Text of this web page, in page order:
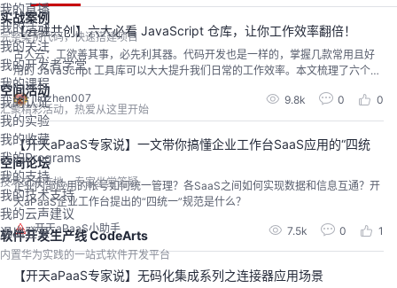
实战案例
完整案例代码，快速搭建项目
空间活动
汇聚精彩活动，热爱从这里开始
空间论坛
技术交流阵地，专家坐堂答疑
软件开发生产线 CodeArts
内置华为实践的一站式软件开发平台
我的直播
我的活动
我的关注
我的开发者学堂
我的课程
我的认证
我的实验
我的收藏
我的Programs
我的支持
我的技术支持
我的云声建议
退出登录
【云驻共创】六大必看 JavaScript 仓库，让你工作效率翻倍！
古人云：工欲善其事，必先利其器。代码开发也是一样的，掌握几款常用且好
用的 JavaScript 工具库可以大大提升我们日常的工作效率。本文梳理了六个前
端必看的 JavaScript 工具库（Day.js、qs、js-cookie、chart.js、flv.js、axio
s），对它们的功能特性和入门教程进行了介绍，希望可以帮助到大家。
liuzhen007 9.8k 0 0
【开天aPaaS专家说】一文带你搞懂企业工作台SaaS应用的“四统
一”
企业内部应用的帐号如何统一管理？各SaaS之间如何实现数据和信息互通？开
天aPaaS企业工作台提出的“四统一”规范是什么？
开天aPaaS小助手 7.5k 0 1
【开天aPaaS专家说】无码化集成系列之连接器应用场景